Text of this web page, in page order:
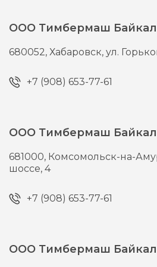
ООО Тимбермаш Байкал
680052,Хабаровск,ул.
+7 (908) 653-77-61
ООО Тимбермаш Байкал
681000, Комсомольск-на-
шоссе, 4
+7 (908) 653-77-61
ООО Тимбермаш Байкал